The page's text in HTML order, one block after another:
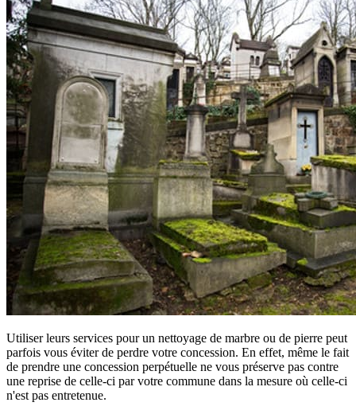
Utiliser leurs services pour un nettoyage de marbre ou de pierre peut
parfois vous éviter de perdre votre concession. En effet, même le fait
de prendre une concession perpétuelle ne vous préserve pas contre
une reprise de celle-ci par votre commune dans la mesure où celle-ci
n'est pas entretenue.